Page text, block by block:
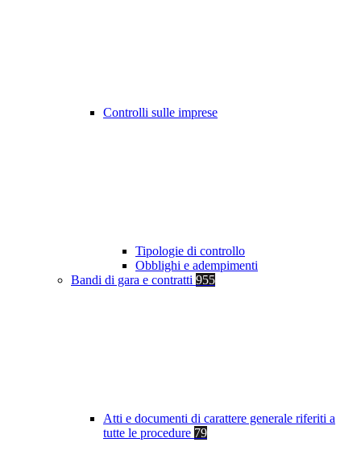
Controlli sulle imprese
Tipologie di controllo
Obblighi e adempimenti
Bandi di gara e contratti 955
Atti e documenti di carattere generale riferiti a
tutte le procedure 79